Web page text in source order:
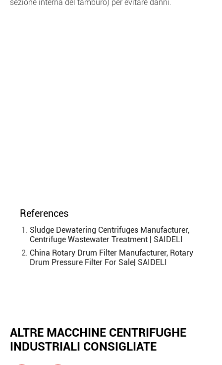
sezione interna del tamburo) per evitare danni.
References
Sludge Dewatering Centrifuges Manufacturer,
Centrifuge Wastewater Treatment | SAIDELI
China Rotary Drum Filter Manufacturer, Rotary
Drum Pressure Filter For Sale| SAIDELI
ALTRE MACCHINE CENTRIFUGHE
INDUSTRIALI CONSIGLIATE